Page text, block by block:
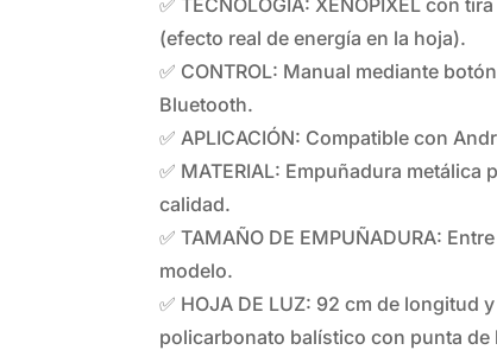
(efecto real de energía en la hoja).
✅ CONTROL: Manual mediante
Bluetooth.
✅ APLICACIÓN: Compatible con
✅ MATERIAL: Empuñadura metálica
calidad.
✅ TAMAÑO DE EMPUÑADURA:
modelo.
✅ HOJA DE LUZ: 92 cm de longitud
policarbonato balístico con punta de